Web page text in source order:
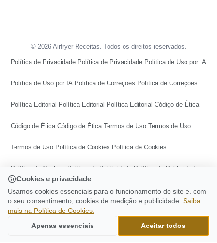
© 2026 Airfryer Receitas. Todos os direitos reservados.
Política de Privacidade Política de Privacidade Política de Uso por IA
Política de Uso por IA Política de Correções Política de Correções
Política Editorial Política Editorial Política Editorial Código de Ética
Código de Ética Código de Ética Termos de Uso Termos de Uso
Termos de Uso Política de Cookies Política de Cookies
Política de Cookies Política de Publicidade Política de Publicidade
Política de Publicidade Central de Transparência
Central de Transparência Central de Transparência
Ir para o topo
Cookies e privacidade
Usamos cookies essenciais para o funcionamento do site e, com
o seu consentimento, cookies de medição e publicidade. Saiba
mais na Política de Cookies.
Apenas essenciais Aceitar todos
Bife A Cavalo Na Airfryer